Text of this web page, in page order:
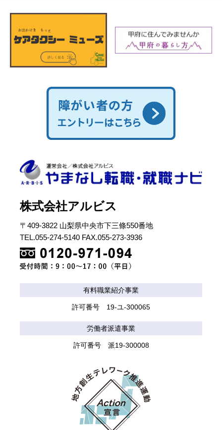
株式会社アルビス
〒409-3822 山梨県中央市下三條550番地
TEL.055-274-5140 FAX.055-273-3936
有料職業紹介事業
許可番号 19-ユ-300065
労働者派遣事業
許可番号 派19-300008